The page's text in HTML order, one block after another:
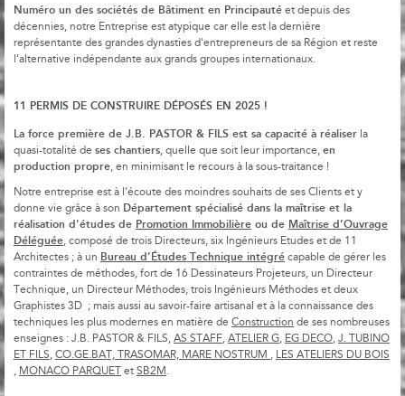
Numéro un des sociétés de Bâtiment en Principauté et depuis des
décennies, notre Entreprise est atypique car elle est la dernière
représentante des grandes dynasties d'entrepreneurs de sa Région et reste
l’alternative indépendante aux grands groupes internationaux.
11 PERMIS DE CONSTRUIRE DÉPOSÉS EN 2025 !
La force première de J.B. PASTOR & FILS est sa capacité à réaliser la
quasi-totalité de ses chantiers, quelle que soit leur importance, en
production propre, en minimisant le recours à la sous-traitance !
Notre entreprise est à l’écoute des moindres souhaits de ses Clients et y
donne vie grâce à son Département spécialisé dans la maîtrise et la
réalisation d'études de Promotion Immobilière ou de Maîtrise d’Ouvrage
Déléguée, composé de trois Directeurs, six Ingénieurs Etudes et de 11
Architectes ; à un Bureau d’Études Technique intégré capable de gérer les
contraintes de méthodes, fort de 16 Dessinateurs Projeteurs, un Directeur
Technique, un Directeur Méthodes, trois Ingénieurs Méthodes et deux
Graphistes 3D ; mais aussi au savoir-faire artisanal et à la connaissance des
techniques les plus modernes en matière de Construction de ses nombreuses
enseignes : J.B. PASTOR & FILS, AS STAFF, ATELIER G, EG DECO, J. TUBINO
ET FILS, CO.GE.BAT, TRASOMAR, MARE NOSTRUM , LES ATELIERS DU BOIS
, MONACO PARQUET et SB2M.